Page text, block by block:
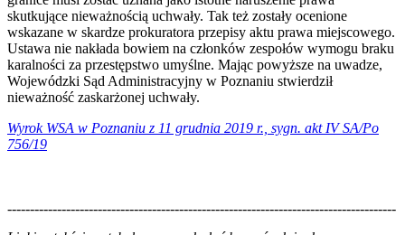
skutkujące nieważnością uchwały. Tak też zostały ocenione
wskazane w skardze prokuratora przepisy aktu prawa miejscowego.
Ustawa nie nakłada bowiem na członków zespołów wymogu braku
karalności za przestępstwo umyślne. Mając powyższe na uwadze,
Wojewódzki Sąd Administracyjny w Poznaniu stwierdził
nieważność zaskarżonej uchwały.
Wyrok WSA w Poznaniu z 11 grudnia 2019 r., sygn. akt IV SA/Po
756/19
--------------------------------------------------------------------------------------